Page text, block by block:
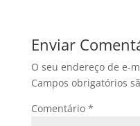
Enviar
O seu endereço de e-
Campos obrigatórios
Comentário *